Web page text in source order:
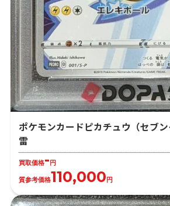
ポケモンカードピカチュウ（セブ
雷
買取価格- 円
質参考価格110,000 円